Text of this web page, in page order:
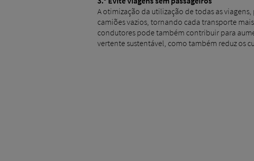
A otimização da utilização de todas as
camiões vazios, tornando cada transporte
condutores pode também contribuir para
vertente sustentável, como também reduz os